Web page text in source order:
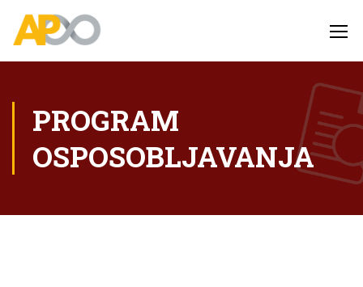
PROGRAM
OSPOSOBLJAVANJA